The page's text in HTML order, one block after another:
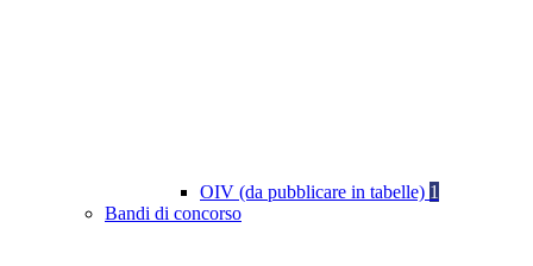
OIV (da pubblicare in tabelle) 1
Bandi di concorso